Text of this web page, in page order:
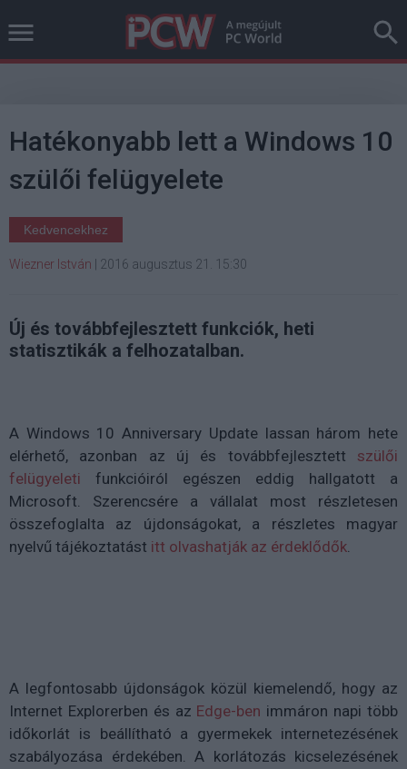
Hatékonyabb lett a Windows 10
szülői felügyelete
Kedvencekhez
Wiezner István 2016 augusztus 21. 15:30
Új és továbbfejlesztett funkciók, heti
statisztikák a felhozatalban.
A Windows 10 Anniversary Update lassan három hete
elérhető, azonban az új és továbbfejlesztett szülői
felügyeleti funkcióiról egészen eddig hallgatott a
Microsoft. Szerencsére a vállalat most részletesen
összefoglalta az újdonságokat, a részletes magyar
nyelvű tájékoztatást itt olvashatják az érdeklődők.
A legfontosabb újdonságok közül kiemelendő, hogy az
Internet Explorerben és az Edge-ben immáron napi több
időkorlát is beállítható a gyermekek internetezésének
szabályozása érdekében. A korlátozás kicselezésének